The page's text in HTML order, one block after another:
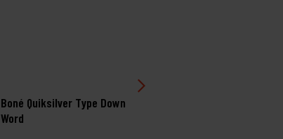
Boné Quiksilver Type Down
Word